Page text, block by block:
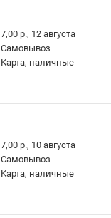
7,00 р., 12 августа
Самовывоз
карта, наличные
7,00 р., 10 августа
Самовывоз
карта, наличные